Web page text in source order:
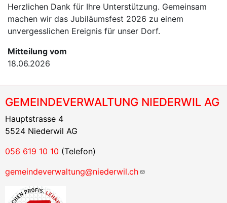
Herzlichen Dank für Ihre Unterstützung. Gemeinsam
machen wir das Jubiläumsfest 2026 zu einem
unvergesslichen Ereignis für unser Dorf.
Mitteilung vom
18.06.2026
GEMEINDEVERWALTUNG NIEDERWIL AG
Hauptstrasse 4
5524 Niederwil AG
056 619 10 10 (Telefon)
gemeindeverwaltung@niederwil.ch